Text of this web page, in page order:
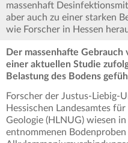
massenhaft
aber auch zu einer starken
wie Forscher in Hessen
Der massenhafte
einer aktuellen Studie
Belastung des Bodens
Forscher der Justus-Liebig-
Hessischen Landesamtes
Geologie (HLNUG) wiesen
entnommenen